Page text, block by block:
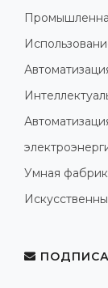
Умная